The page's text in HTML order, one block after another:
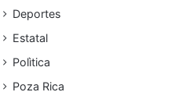
Deportes
Estatal
Polìtica
Poza Rica